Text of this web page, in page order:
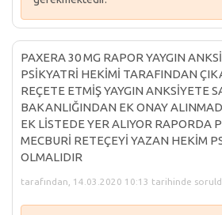
PAXERA 30 MG RAPOR YAYGIN
PSİKYATRİ HEKİMİ TARAFINDAN
REÇETE ETMİŞ YAYGIN ANKSİYETE
BAKANLIĞINDAN EK ONAY
EK LİSTEDE YER ALIYOR RAPORDA
MECBURİ RETEÇEYİ YAZAN HEKİM
OLMALIDIR
tarafından, 14.03.2020 10:13 tarihinde